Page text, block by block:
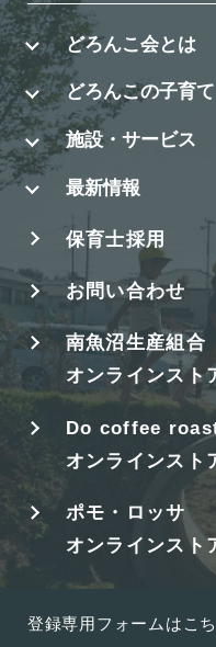
どろんこ会とは
どろんこの子育て
施設・サービス
最新情報
保育士採用
お問い合わせ
南魚沼生産組合
オンラインスト
Do coffee
オンラインスト
ポモ・ロッサ
オンラインスト
登録専用フォームはこ